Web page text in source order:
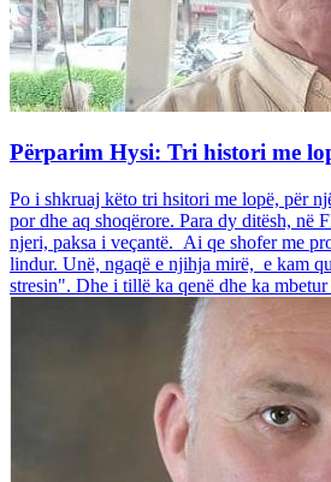
Përparim Hysi: Tri histori me
Po i shkruaj këto tri hsitori me lopë, për
por dhe aq shoqërore. Para dy ditësh, në
njeri, paksa i veçantë. Ai qe shofer me
lindur. Unë, ngaqë e njihja mirë, e kam
stresin". Dhe i tillë ka qenë dhe ka mbetur